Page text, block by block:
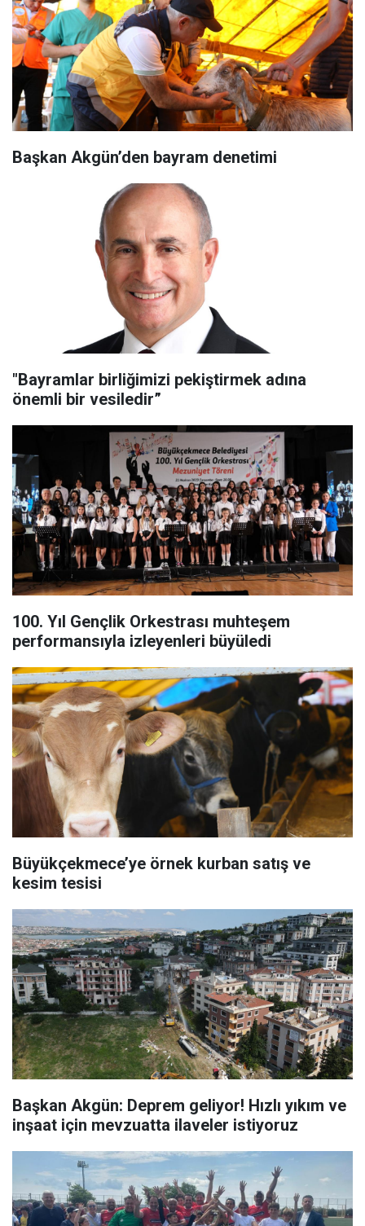
Başkan Akgün’den bayram denetimi
"Bayramlar birliğimizi pekiştirmek adına
önemli bir vesiledir”
100. Yıl Gençlik Orkestrası muhteşem
performansıyla izleyenleri büyüledi
Büyükçekmece’ye örnek kurban satış ve
kesim tesisi
Başkan Akgün: Deprem geliyor! Hızlı yıkım ve
inşaat için mevzuatta ilaveler istiyoruz